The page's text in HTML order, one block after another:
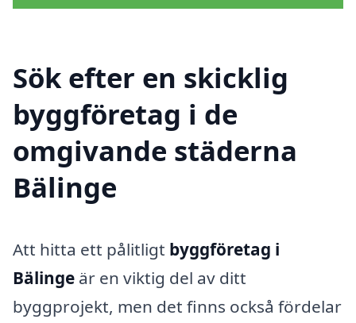
Sök efter en skicklig
byggföretag i de
omgivande städerna
Bälinge
Att hitta ett pålitligt byggföretag i
Bälinge är en viktig del av ditt
byggprojekt, men det finns också fördelar